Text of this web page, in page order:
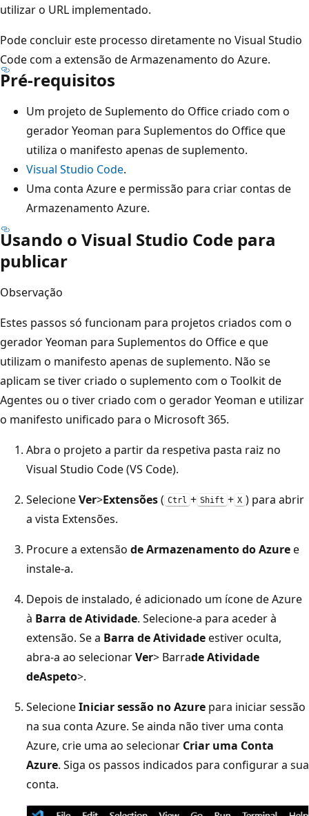
utilizar o URL implementado.
Pode concluir este processo diretamente no Visual Studio
Code com a extensão de Armazenamento do Azure.
Pré-requisitos
Um projeto de Suplemento do Office criado com o
gerador Yeoman para Suplementos do Office que
utiliza o manifesto apenas de suplemento.
Visual Studio Code.
Uma conta Azure e permissão para criar contas de
Armazenamento Azure.
Usando o Visual Studio Code para
publicar
Observação
Estes passos só funcionam para projetos criados com o
gerador Yeoman para Suplementos do Office e que
utilizam o manifesto apenas de suplemento. Não se
aplicam se tiver criado o suplemento com o Toolkit de
Agentes ou o tiver criado com o gerador Yeoman e utilizar
o manifesto unificado para o Microsoft 365.
Abra o projeto a partir da respetiva pasta raiz no
Visual Studio Code (VS Code).
SelecioneVer>Extensões( Ctrl + Shift + X ) para abrir
a vista Extensões.
Procure a extensão de Armazenamento do Azuree
instale-a.
Depois de instalado, é adicionado um ícone de Azure
à Barra de Atividade. Selecione-a para aceder à
extensão. Se a Barra de Atividadeestiver oculta,
abra-a ao selecionarVer> Barrade Atividade
deAspeto>.
SelecioneIniciar sessão no Azure para iniciar sessão
na sua conta Azure. Se ainda não tiver uma conta
Azure, crie uma ao selecionar Criar uma Conta
Azure. Siga os passos indicados para configurar a sua
conta.